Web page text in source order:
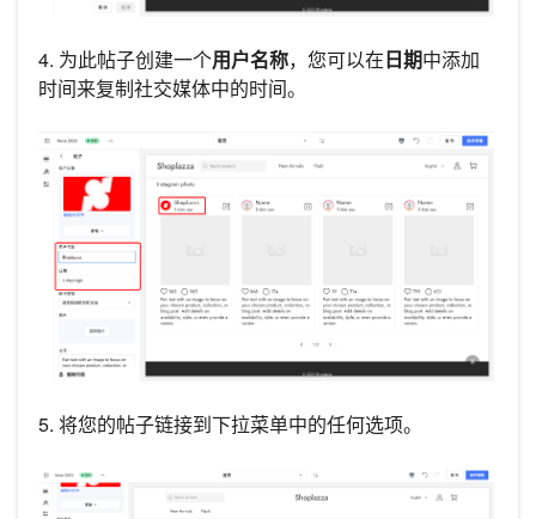
4. 为此帖子创建一个用户名称，您可以在日期中添加
时间来复制社交媒体中的时间。
5. 将您的帖子链接到下拉菜单中的任何选项。